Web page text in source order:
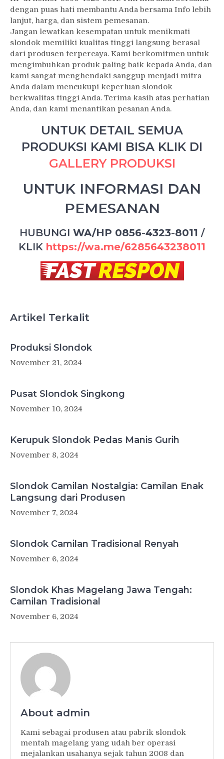
dengan puas hati membantu Anda bersama Info lebih
lanjut, harga, dan sistem pemesanan.
Jangan lewatkan kesempatan untuk menikmati
slondok memiliki kualitas tinggi langsung berasal
dari produsen terpercaya. Kami berkomitmen untuk
mengimbuhkan produk paling baik kepada Anda, dan
kami sangat menghendaki sanggup menjadi mitra
Anda dalam mencukupi keperluan slondok
berkwalitas tinggi Anda. Terima kasih atas perhatian
Anda, dan kami menantikan pesanan Anda.
UNTUK DETAIL SEMUA
PRODUKSI KAMI BISA KLIK DI
GALLERY PRODUKSI
UNTUK INFORMASI DAN
PEMESANAN
HUBUNGI WA/HP 0856-4323-8011 /
KLIK https://wa.me/6285643238011
Artikel Terkalit
Produksi Slondok
November 21, 2024
Pusat Slondok Singkong
November 10, 2024
Kerupuk Slondok Pedas Manis Gurih
November 8, 2024
Slondok Camilan Nostalgia: Camilan Enak
Langsung dari Produsen
November 7, 2024
Slondok Camilan Tradisional Renyah
November 6, 2024
Slondok Khas Magelang Jawa Tengah:
Camilan Tradisional
November 6, 2024
About admin
Kami sebagai produsen atau pabrik slondok
mentah magelang yang udah ber operasi
mejalankan usahanya sejak tahun 2008 dan